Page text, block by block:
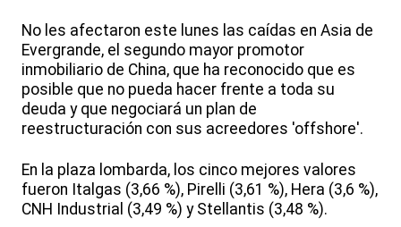
No les afectaron este lunes las caídas en Asia de
Evergrande, el segundo mayor promotor
inmobiliario de China, que ha reconocido que es
posible que no pueda hacer frente a toda su
deuda y que negociará un plan de
reestructuración con sus acreedores 'offshore'.
En la plaza lombarda, los cinco mejores valores
fueron Italgas (3,66 %), Pirelli (3,61 %), Hera (3,6 %),
CNH Industrial (3,49 %) y Stellantis (3,48 %).